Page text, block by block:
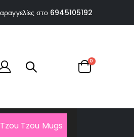
στο 6945105192
0
Tzou Tzou Mugs